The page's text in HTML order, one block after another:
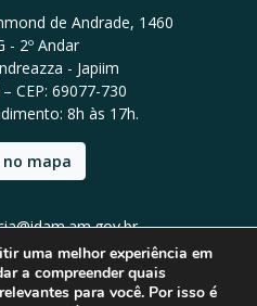
de Andrade, 1460
- 2º Andar
- Japiim
CEP: 69077-730
8h às 17h.
no mapa
9911
uma melhor experiência em
a compreender quais
para você. Por isso é